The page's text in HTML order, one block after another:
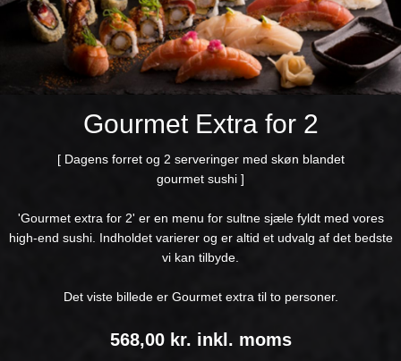
Gourmet Extra for 2
[ Dagens forret og 2 serveringer med skøn blandet
gourmet sushi ]
'Gourmet extra for 2' er en menu for sultne sjæle fyldt med vores
high-end sushi. Indholdet varierer og er altid et udvalg af det bedste
vi kan tilbyde.
Det viste billede er Gourmet extra til to personer.
568,00 kr. inkl. moms